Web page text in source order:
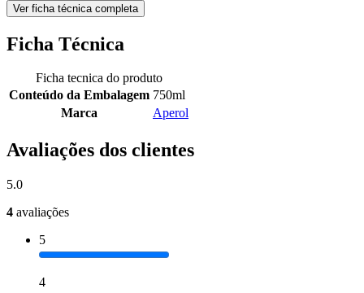
Ver ficha técnica completa
Ficha Técnica
Ficha tecnica do produto
Conteúdo da Embalagem 750ml
Marca
Aperol
Avaliações dos clientes
5.0
4 avaliações
5
4